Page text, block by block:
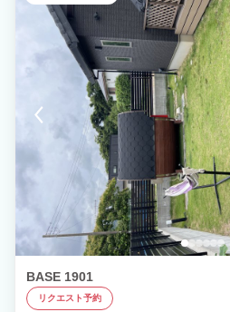
BASE 1901
リクエスト予約